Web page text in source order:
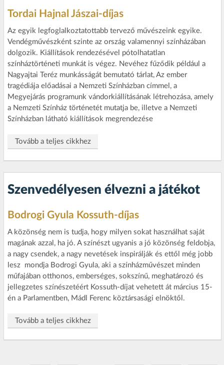
Tordai Hajnal Jászai-díjas
Az egyik legfoglalkoztatottabb tervező művészeink egyike.
Vendégművészként szinte az ország valamennyi színházában
dolgozik. Kiállítások rendezésével pótolhatatlan
színháztörténeti munkát is végez. Nevéhez fűződik például a
Nagyajtai Teréz munkásságát bemutató tárlat, Az ember
tragédiája előadásai a Nemzeti Színházban címmel, a
Megyejárás programunk vándorkiállításának létrehozása, amely
a Nemzeti Színház történetét mutatja be, illetve a Nemzeti
Színházban látható kiállítások megrendezése
Tovább a teljes cikkhez
Szenvedélyesen élvezni a játékot
Bodrogi Gyula Kossuth-díjas
A közönség nem is tudja, hogy milyen sokat használhat saját
magának azzal, ha jó. A színészt ugyanis a jó közönség feldobja,
a nagy csendek, a nagy nevetések inspirálják és ettől még jobb
lesz  mondja Bodrogi Gyula, aki a színházművészet minden
műfajában otthonos, emberséges, sokszínű, meghatározó és
jellegzetes színészetéért Kossuth-díjat vehetett át március 15-
én a Parlamentben, Mádl Ferenc köztársasági elnöktől.
Tovább a teljes cikkhez